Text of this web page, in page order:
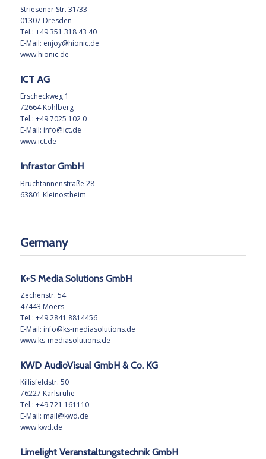
Striesener Str. 31/33
01307 Dresden
Tel.: +49 351 318 43 40
E-Mail: enjoy@hionic.de
www.hionic.de
ICT AG
Erscheckweg 1
72664 Kohlberg
Tel.: +49 7025 102 0
E-Mail: info@ict.de
www.ict.de
Infrastor GmbH
Bruchtannenstraße 28
63801 Kleinostheim
Germany
K+S Media Solutions GmbH
Zechenstr. 54
47443 Moers
Tel.: +49 2841 8814456
E-Mail: info@ks-mediasolutions.de
www.ks-mediasolutions.de
KWD AudioVisual GmbH & Co. KG
Killisfeldstr. 50
76227 Karlsruhe
Tel.: +49 721 161110
E-Mail: mail@kwd.de
www.kwd.de
Limelight Veranstaltungstechnik GmbH